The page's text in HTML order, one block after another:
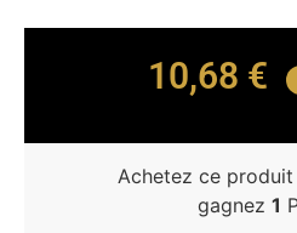
10,68 €
Achetez ce
gagnez 1